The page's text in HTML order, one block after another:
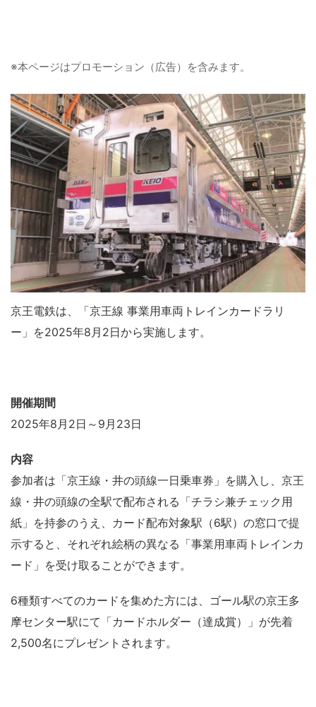
※本ページはプロモーション（広告）を含みます。
京王電鉄は、「京王線 事業用車両トレインカードラリ
ー」を2025年8月2日から実施します。
開催期間
2025年8月2日～9月23日
内容
参加者は「京王線・井の頭線一日乗車券」を購入し、京王
線・井の頭線の全駅で配布される「チラシ兼チェック用
紙」を持参のうえ、カード配布対象駅（6駅）の窓口で提
示すると、それぞれ絵柄の異なる「事業用車両トレインカ
ード」を受け取ることができます。
6種類すべてのカードを集めた方には、ゴール駅の京王多
摩センター駅にて「カードホルダー（達成賞）」が先着
2,500名にプレゼントされます。